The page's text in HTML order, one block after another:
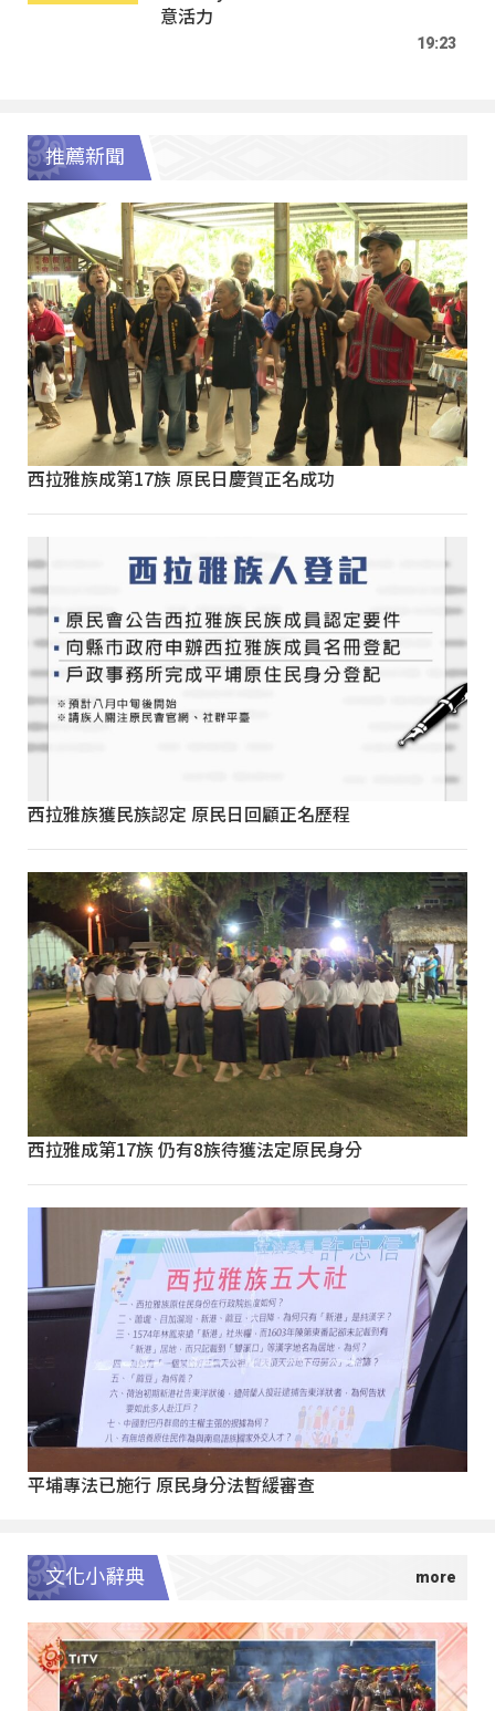
意活力
19:23
推薦新聞
西拉雅族成第17族 原民日慶賀正名成功
西拉雅族獲民族認定 原民日回顧正名歷程
西拉雅成第17族 仍有8族待獲法定原民身分
平埔專法已施行 原民身分法暫緩審查
文化小辭典